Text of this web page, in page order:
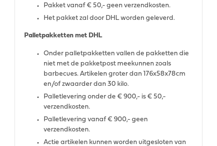
Pakket vanaf € 50,- geen verzendkosten.
Het pakket zal door DHL worden geleverd.
Palletpakketten met DHL
Onder palletpakketten vallen de pakketten die
niet met de pakketpost meekunnen zoals
barbecues. Artikelen groter dan 176x58x78cm
en/of zwaarder dan 30 kilo.
Palletlevering onder de € 900,- is € 50,-
verzendkosten.
Palletlevering vanaf € 900,- geen
verzendkosten.
Actie artikelen kunnen worden uitgesloten van